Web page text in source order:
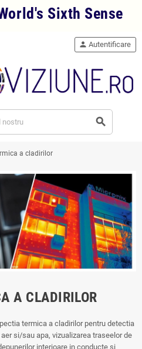
Sixth Sense
search
person Autentificare
a cladirilor
A CLADIRILOR
termica a cladirilor pentru detectia
si/sau apa, vizualizarea traseelor de
interioare in conducte si